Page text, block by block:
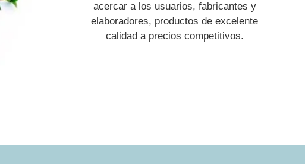
acercar a los usuarios, fabricantes y
elaboradores, productos de excelente
calidad a precios competitivos.